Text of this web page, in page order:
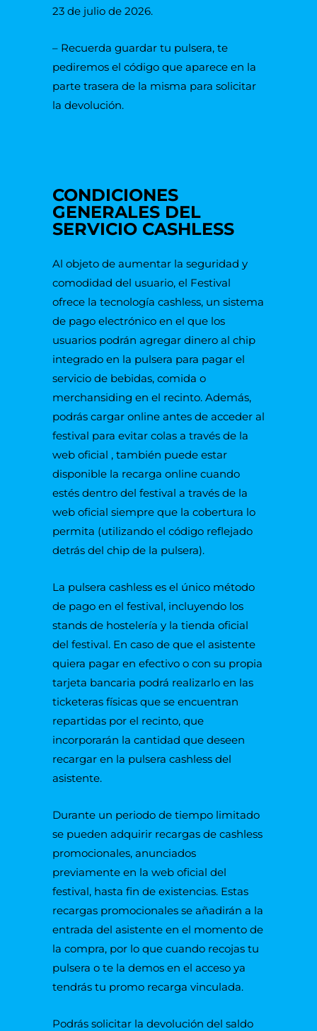
23 de julio de 2026.
– Recuerda guardar tu pulsera, te
pediremos el código que aparece en la
parte trasera de la misma para solicitar
la devolución.
CONDICIONES
GENERALES DEL
SERVICIO CASHLESS
Al objeto de aumentar la seguridad y
comodidad del usuario, el Festival
ofrece la tecnología cashless, un sistema
de pago electrónico en el que los
usuarios podrán agregar dinero al chip
integrado en la pulsera para pagar el
servicio de bebidas, comida o
merchansiding en el recinto. Además,
podrás cargar online antes de acceder al
festival para evitar colas a través de la
web oficial , también puede estar
disponible la recarga online cuando
estés dentro del festival a través de la
web oficial siempre que la cobertura lo
permita (utilizando el código reflejado
detrás del chip de la pulsera).
La pulsera cashless es el único método
de pago en el festival, incluyendo los
stands de hostelería y la tienda oficial
del festival. En caso de que el asistente
quiera pagar en efectivo o con su propia
tarjeta bancaria podrá realizarlo en las
ticketeras físicas que se encuentran
repartidas por el recinto, que
incorporarán la cantidad que deseen
recargar en la pulsera cashless del
asistente.
Durante un periodo de tiempo limitado
se pueden adquirir recargas de cashless
promocionales, anunciados
previamente en la web oficial del
festival, hasta fin de existencias. Estas
recargas promocionales se añadirán a la
entrada del asistente en el momento de
la compra, por lo que cuando recojas tu
pulsera o te la demos en el acceso ya
tendrás tu promo recarga vinculada.
Podrás solicitar la devolución del saldo